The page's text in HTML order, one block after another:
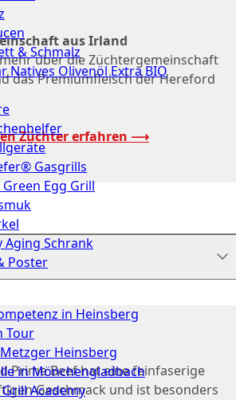
& Schmalz
Natives Olivenöl Extra BIO
Gasgrills
Green Egg Grill
Aging Schrank
Poster
in Heinsberg
Tour
Heinsberg
in Mönchengladbach
Academy
aus Irland
über die Züchtergemeinschaft
das Premiumfleisch der Hereford
Züchter erfahren ⟶
Prime Beef hat eine feinfaserige
Geschmack und ist besonders